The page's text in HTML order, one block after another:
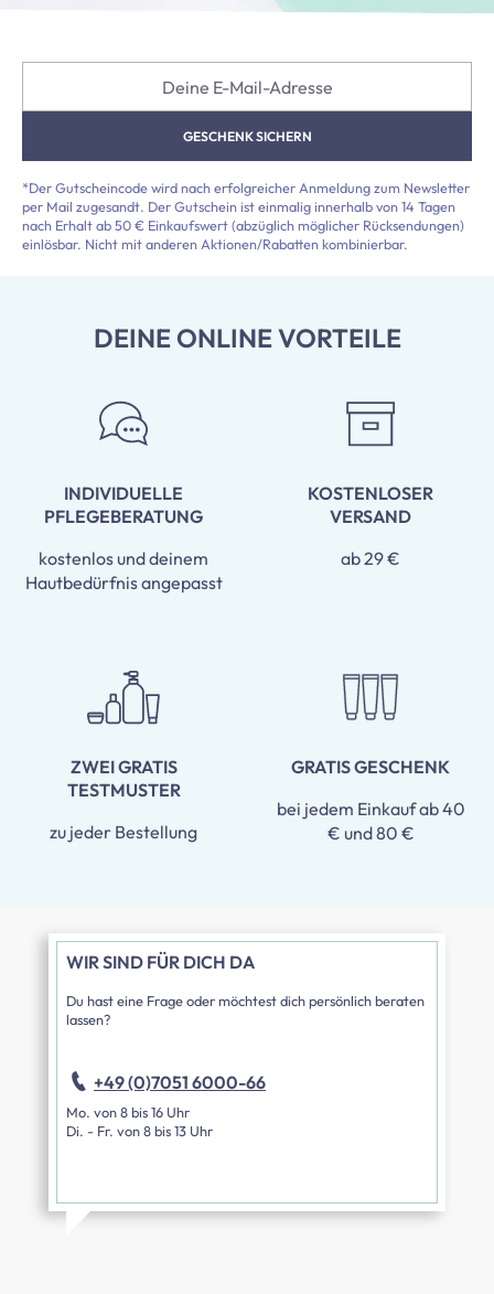
GESCHENK SICHERN
*Der Gutscheincode wird nach erfolgreicher Anmeldung zum Newsletter
per Mail zugesandt. Der Gutschein ist einmalig innerhalb von 14 Tagen
nach Erhalt ab 50 € Einkaufswert (abzüglich möglicher Rücksendungen)
einlösbar. Nicht mit anderen Aktionen/Rabatten kombinierbar.
DEINE ONLINE VORTEILE
INDIVIDUELLE
PFLEGEBERATUNG
kostenlos und deinem
Hautbedürfnis angepasst
KOSTENLOSER
VERSAND
ab 29 €
ZWEI GRATIS
TESTMUSTER
zu jeder Bestellung
GRATIS GESCHENK
bei jedem Einkauf ab 40
€ und 80 €
WIR SIND FÜR DICH DA
Du hast eine Frage oder möchtest dich persönlich beraten
lassen?
+49 (0)7051 6000-66
Mo. von 8 bis 16 Uhr
Di. - Fr. von 8 bis 13 Uhr